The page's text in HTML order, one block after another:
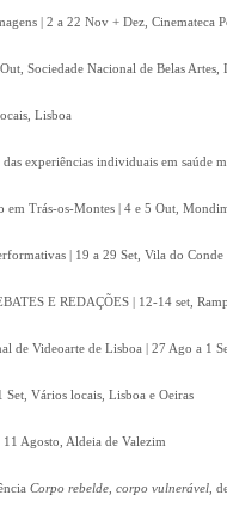
| 2 a 22 Nov + Dez, Cinemateca
Sociedade Nacional de Belas Artes,
Lisboa
experiências individuais em
em Trás-os-Montes | 4 e 5 Out,
| 19 a 29 Set, Vila do Conde
E REDAÇÕES | 12-14 set,
de Videoarte de Lisboa | 27 Ago a 1
Set, Vários locais, Lisboa e Oeiras
Agosto, Aldeia de Valezim
Corpo rebelde, corpo vulnerável ,